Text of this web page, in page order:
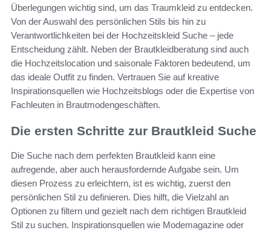
Überlegungen wichtig sind, um das Traumkleid zu entdecken.
Von der Auswahl des persönlichen Stils bis hin zu
Verantwortlichkeiten bei der Hochzeitskleid Suche – jede
Entscheidung zählt. Neben der Brautkleidberatung sind auch
die Hochzeitslocation und saisonale Faktoren bedeutend, um
das ideale Outfit zu finden. Vertrauen Sie auf kreative
Inspirationsquellen wie Hochzeitsblogs oder die Expertise von
Fachleuten in Brautmodengeschäften.
Die ersten Schritte zur Brautkleid Suche
Die Suche nach dem perfekten Brautkleid kann eine
aufregende, aber auch herausfordernde Aufgabe sein. Um
diesen Prozess zu erleichtern, ist es wichtig, zuerst den
persönlichen Stil zu definieren. Dies hilft, die Vielzahl an
Optionen zu filtern und gezielt nach dem richtigen Brautkleid
Stil zu suchen. Inspirationsquellen wie Modemagazine oder